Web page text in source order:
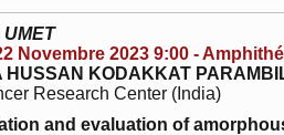
Novembre 2023 9:00 -
HUSSAN KODAKKAT
Research Center (India)
and evaluation of